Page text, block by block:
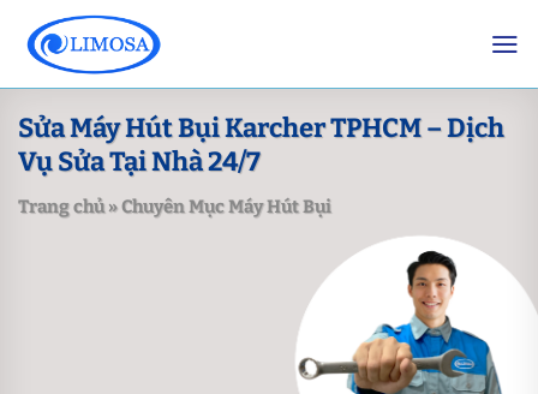
content
Sửa Máy Hút Bụi Karcher TPHCM – Dịch
Vụ Sửa Tại Nhà 24/7
Trang chủ»Chuyên Mục Máy Hút Bụi